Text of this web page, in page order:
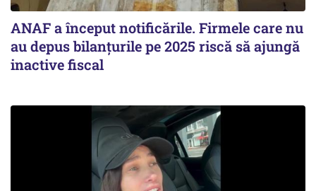
ANAF a început notificările. Firmele care nu
au depus bilanțurile pe 2025 riscă să ajungă
inactive fiscal